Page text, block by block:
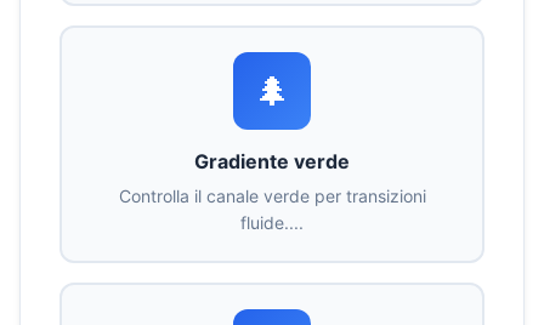
🌲
Gradiente verde
Controlla il canale verde per transizioni
fluide....